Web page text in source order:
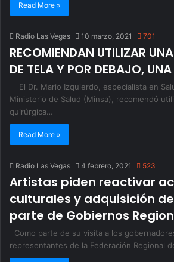
Read More »
Radio Las Vegas 10 marzo, 2021 701
RECOMIENDAN UTILIZAR
DE TELA Y POR DEBAJO,
El Dr. Mario Izquierdo, especialista en
Ministerio de Salud (Minsa), recomendó
quirúrgica…
Read More »
Radio Las Vegas 4 febrero, 2021 523
Artistas piden reactivar
culturales y adquisición
parte de Gobiernos
Como parte de su visita a los
representantes de la Federación Regional